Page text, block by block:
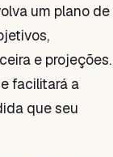
um plano de
e projeções.
facilitará a
que seu